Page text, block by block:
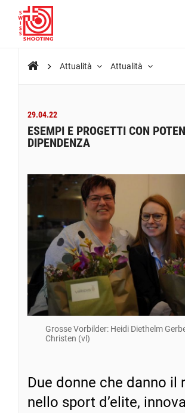
Attualità Attualità
29.04.22
ESEMPI E PROGETTI CON
DIPENDENZA
Grosse Vorbilder: Heidi Diethelm
Christen (vl)
Due donne che danno il
nello sport d’elite,